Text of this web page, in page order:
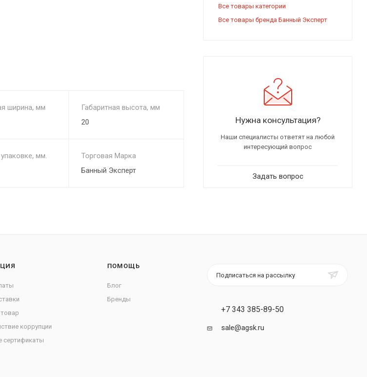
ширина, мм
Габаритная высота, мм
20
мм.
Торговая Марка
Банный Эксперт
Все товары категории
Все товары бренда Банный Эксперт
Нужна консультация?
Наши специалисты ответят на любой
интересующий вопрос
Задать вопрос
товар
коррупции
сертификаты
ПОМОЩЬ
Блог
Бренды
Подписаться на рассылку
+7 343 385-89-50
sale@agsk.ru